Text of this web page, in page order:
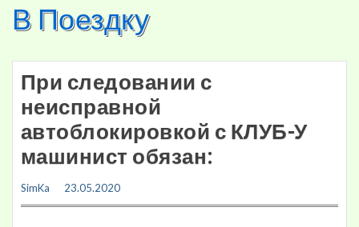
SkipВ Поездку
При следовании с
неисправной
автоблокировкой с КЛУБ-У
машинист обязан:
SimKa 23.05.2020